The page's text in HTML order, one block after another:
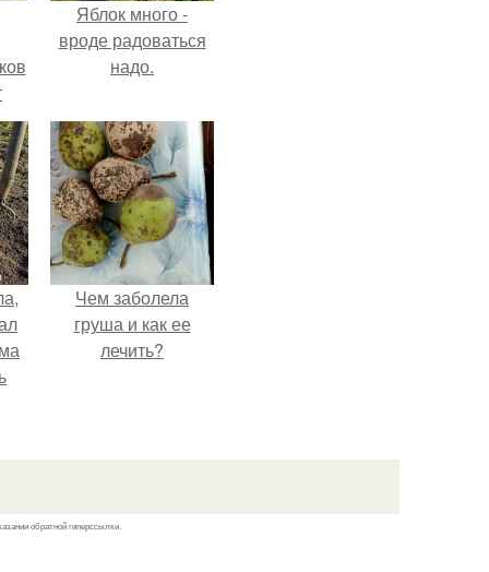
Яблок много -
вроде радоваться
надо.
Чем заболела
груша и как ее
лечить?
обратной гиперссылки.